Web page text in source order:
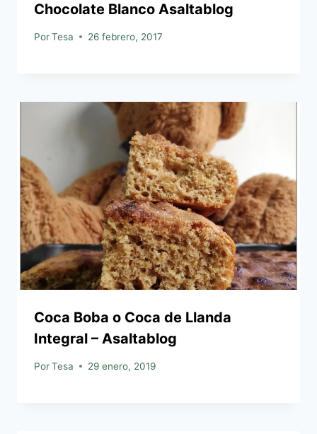
Chocolate Blanco Asaltablog
PorTesa 26 febrero, 2017
Coca Boba o Coca de Llanda
Integral – Asaltablog
PorTesa 29 enero, 2019